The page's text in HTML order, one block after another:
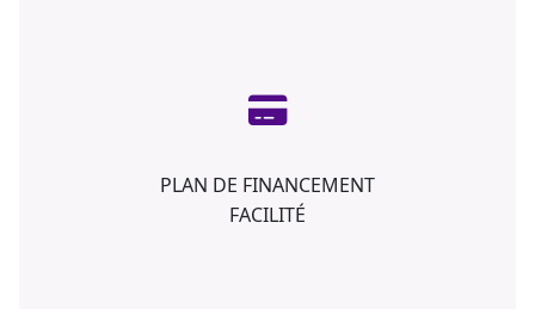
PLAN DE FINANCEMENT
FACILITÉ